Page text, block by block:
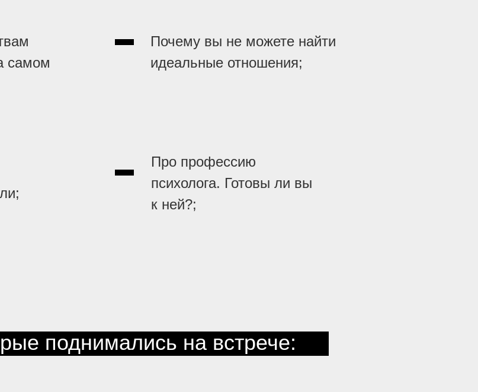
Про профессию
психолога. Готовы ли вы
к ней?;
самом
Почему вы не можете найти
идеальные отношения;
поднимались на встрече: